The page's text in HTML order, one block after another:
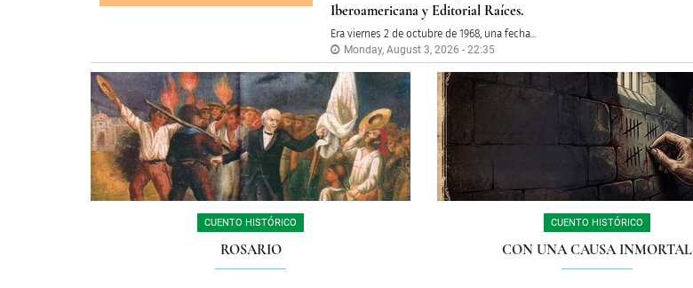
Iberoamericana y Editorial Raíces.
Era viernes 2 de octubre de 1968, una fecha
Monday, August 3, 2026 - 22:35
CUENTO HISTÓRICO
ROSARIO
CUENTO HISTÓRICO
CON UNA CAUSA INMORTAL